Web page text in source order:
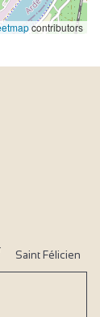
contributors
Saint Félicien